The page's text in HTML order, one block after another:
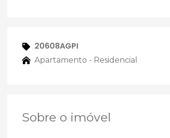
20608AGPI
Apartamento - Residencial
Sobre o imóvel